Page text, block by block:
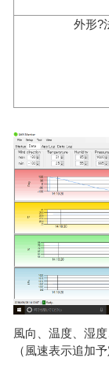
外形?
風向、温度、湿
（風速表示追加予